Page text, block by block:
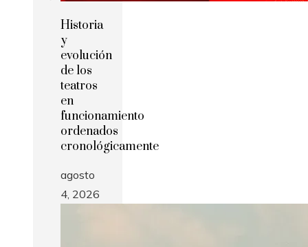
Historia
y
evolución
de los
teatros
en
funcionamiento
ordenados
cronológicamente
agosto
4, 2026